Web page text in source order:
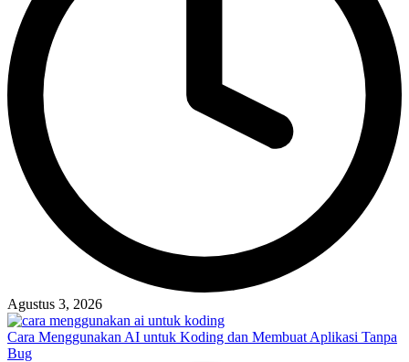
Agustus 3, 2026
Cara Menggunakan AI untuk Koding dan Membuat Aplikasi Tanpa
Bug